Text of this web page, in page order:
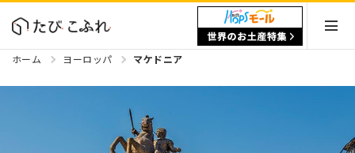
ホーム ヨーロッパ マケドニア